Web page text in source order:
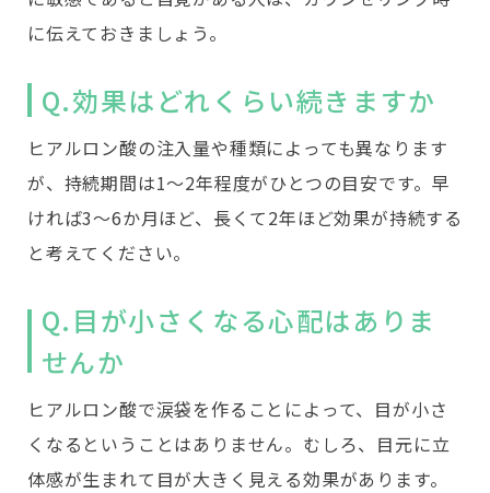
に伝えておきましょう。
Q.効果はどれくらい続きますか
ヒアルロン酸の注入量や種類によっても異なります
が、持続期間は1〜2年程度がひとつの目安です。早
ければ3〜6か月ほど、長くて2年ほど効果が持続する
と考えてください。
Q.目が小さくなる心配はありま
せんか
ヒアルロン酸で涙袋を作ることによって、目が小さ
くなるということはありません。むしろ、目元に立
体感が生まれて目が大きく見える効果があります。